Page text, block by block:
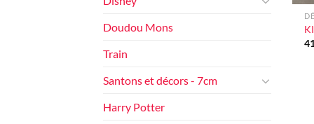
Doudou Mons
Train
Santons et décors - 7cm
Harry Potter